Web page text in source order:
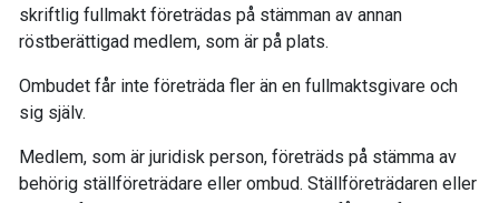
skriftlig fullmakt företrädas på stämman av annan
röstberättigad medlem, som är på plats.
Ombudet får inte företräda fler än en fullmaktsgivare och
sig själv.
Medlem, som är juridisk person, företräds på stämma av
behörig ställföreträdare eller ombud. Ställföreträdaren eller